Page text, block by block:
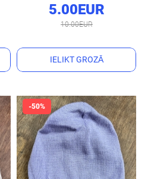
5.00EUR
10.00EUR
IELIKT GROZĀ